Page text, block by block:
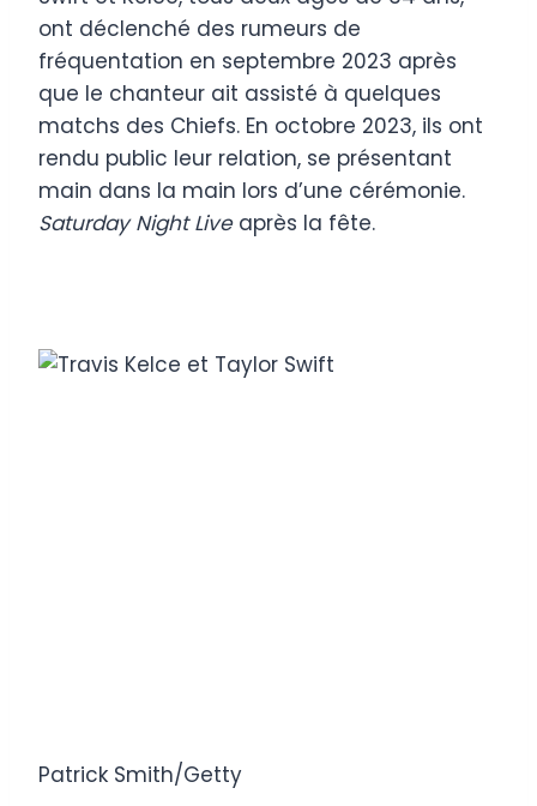
ont déclenché des rumeurs de
fréquentation en septembre 2023 après
que le chanteur ait assisté à quelques
matchs des Chiefs. En octobre 2023, ils ont
rendu public leur relation, se présentant
main dans la main lors d’une cérémonie.
Saturday Night Liveaprès la fête.
Patrick Smith/Getty